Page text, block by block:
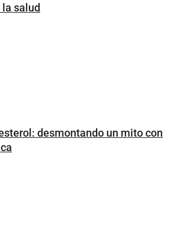
salud
desmontando un mito con